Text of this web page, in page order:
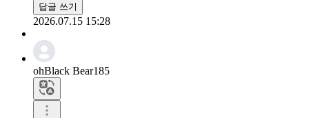
답글 쓰기
2026.07.15 15:28
ohBlack Bear185